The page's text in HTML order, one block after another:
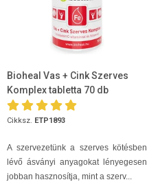
Bioheal Vas + Cink Szerves
Komplex tabletta 70 db
Cikksz. ETP1893
A szervezetünk a szerves kötésben
lévő ásványi anyagokat lényegesen
jobban hasznosítja, mint a szerv...